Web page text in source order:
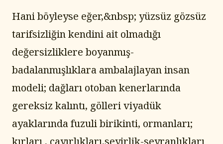
Hani böyleyse eğer,&nbsp; yüzsüz gözsüz
tarifsizliğin kendini ait olmadığı
değersizliklere boyanmış-
badalanmışlıklara ambalajlayan insan
modeli; dağları otoban kenerlarında
gereksiz kalıntı, gölleri viyadük
ayaklarında fuzuli birikinti, ormanları;
kırları , çayırlıkları,seyirlik-seyranlıkları